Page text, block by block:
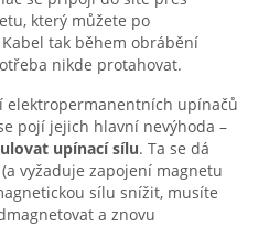
který můžete po
tak během obrábění
nikde protahovat.
elektropermanentních upínačů
pojí jejich hlavní nevýhoda –
upínací sílu. Ta se dá
vyžaduje zapojení magnetu
sílu snížit, musíte
a znovu